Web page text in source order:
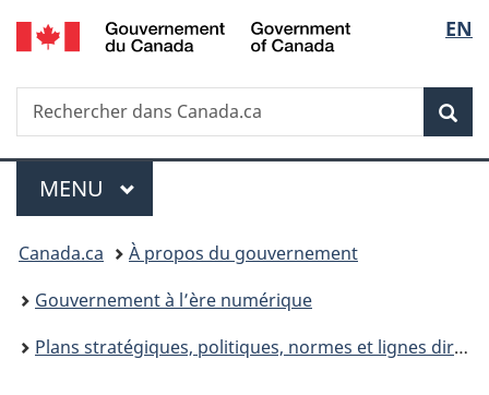
Passer
au
principal
Passer
à
Au
du
Passer
à
version
simplifiée
de
la
EN
Recherche
Rechercher
dans
Menu
MENU PRINCIPAL
Vous
êtes
ici :
Canada.ca
À propos du gouvernement
Gouvernement à l’ère numérique
Plans stratégiques, politiques, normes et lignes directrices relatives aux services et au numérique du gouvernement